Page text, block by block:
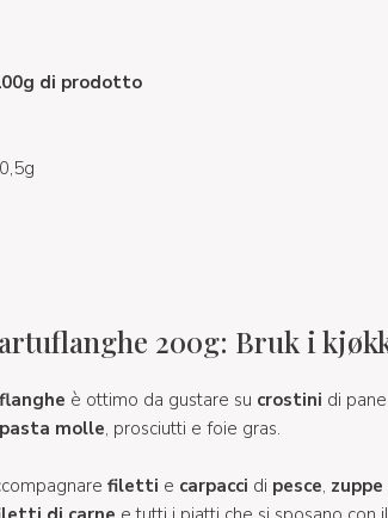
di prodotto
200g: Bruk i
è ottimo da gustare su crostini di
pasta molle, prosciutti e foie gras.
filetti e carpacci di pesce, zuppe